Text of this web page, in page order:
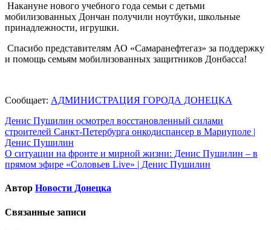
Накануне нового учебного года семьи с детьми
мобилизованных Дончан получили ноутбуки, школьные
принадлежности, игрушки.
Спасибо представителям АО «Самаранефтегаз» за поддержку
и помощь семьям мобилизованных защитников Донбасса!
Сообщает: АДМИНИСТРАЦИЯ ГОРОДА ДОНЕЦКА
Навигация
по
записям
Денис Пушилин осмотрел восстановленный силами
строителей Санкт-Петербурга онкодиспансер в Мариуполе |
Денис Пушилин
О ситуации на фронте и мирной жизни: Денис Пушилин – в
прямом эфире «Соловьев Live» | Денис Пушилин
Автор Новости Донецка
Связанные записи